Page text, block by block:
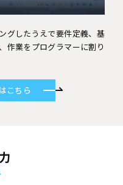
グしたうえで要件定義、基
作業をプログラマーに割り
こちら